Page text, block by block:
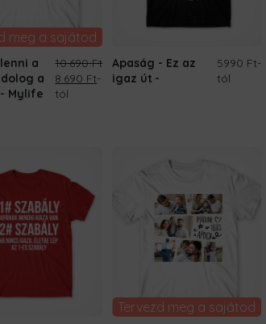
meg a sajátod
a
a
Mylife
10.690Ft
Original
price
8.690 FtCurrent
-
tól
Apaság - Ez az
igaz út
5990 Ft-
tól
Tervezd meg a sajátod